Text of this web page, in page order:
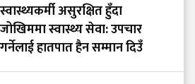
स्वास्थ्यकर्मी असुरक्षित हुँदा
जोखिममा स्वास्थ्य सेवा: उपचार
गर्नेलाई हातपात हैन सम्मान दिउँ